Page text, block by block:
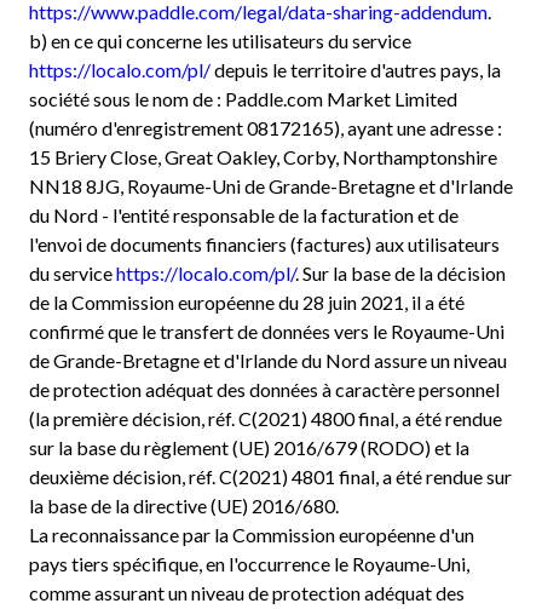
https://www.paddle.com/legal/data-sharing-addendum.
b) en ce qui concerne les utilisateurs du service
https://localo.com/pl/depuis le territoire d'autres pays, la
société sous le nom de : Paddle.com Market Limited
(numéro d'enregistrement 08172165), ayant une adresse :
15 Briery Close, Great Oakley, Corby, Northamptonshire
NN18 8JG, Royaume-Uni de Grande-Bretagne et d'Irlande
du Nord - l'entité responsable de la facturation et de
l'envoi de documents financiers (factures) aux utilisateurs
du servicehttps://localo.com/pl/. Sur la base de la décision
de la Commission européenne du 28 juin 2021, il a été
confirmé que le transfert de données vers le Royaume-Uni
de Grande-Bretagne et d'Irlande du Nord assure un niveau
de protection adéquat des données à caractère personnel
(la première décision, réf. C(2021) 4800 final, a été rendue
sur la base du règlement (UE) 2016/679 (RODO) et la
deuxième décision, réf. C(2021) 4801 final, a été rendue sur
la base de la directive (UE) 2016/680.
La reconnaissance par la Commission européenne d'un
pays tiers spécifique, en l'occurrence le Royaume-Uni,
comme assurant un niveau de protection adéquat des